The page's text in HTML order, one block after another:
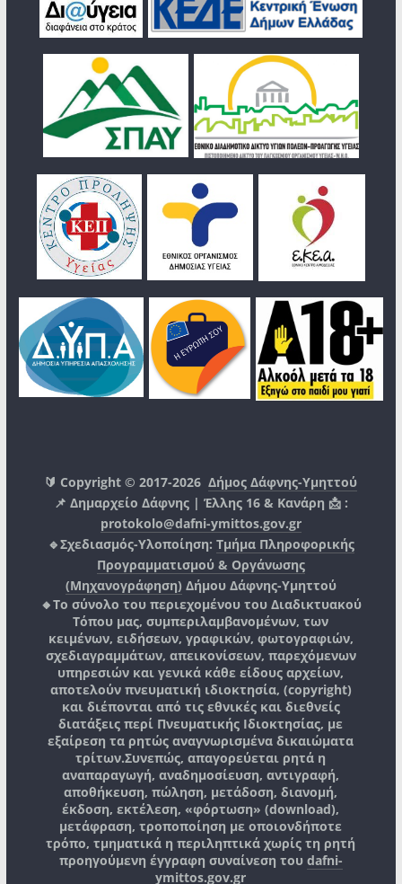
🔰 Copyright © 2017-2026Δήμος Δάφνης-Υμηττού
📌 Δημαρχείο Δάφνης | Έλλης 16 & Κανάρη 📩 :
protokolo@dafni-ymittos.gov.gr
🔹Σχεδιασμός-Υλοποίηση: Τμήμα Πληροφορικής
Προγραμματισμού & Οργάνωσης
(Μηχανογράφηση) Δήμου Δάφνης-Υμηττού
🔸Το σύνολο του περιεχομένου του Διαδικτυακού
Τόπου μας, συμπεριλαμβανομένων, των
κειμένων, ειδήσεων, γραφικών, φωτογραφιών,
σχεδιαγραμμάτων, απεικονίσεων, παρεχόμενων
υπηρεσιών και γενικά κάθε είδους αρχείων,
αποτελούν πνευματική ιδιοκτησία, (copyright)
και διέπονται από τις εθνικές και διεθνείς
διατάξεις περί Πνευματικής Ιδιοκτησίας, με
εξαίρεση τα ρητώς αναγνωρισμένα δικαιώματα
τρίτων.Συνεπώς, απαγορεύεται ρητά η
αναπαραγωγή, αναδημοσίευση, αντιγραφή,
αποθήκευση, πώληση, μετάδοση, διανομή,
έκδοση, εκτέλεση, «φόρτωση» (download),
μετάφραση, τροποποίηση με οποιονδήποτε
τρόπο, τμηματικά η περιληπτικά χωρίς τη ρητή
προηγούμενη έγγραφη συναίνεση του dafni-
ymittos.gov.gr